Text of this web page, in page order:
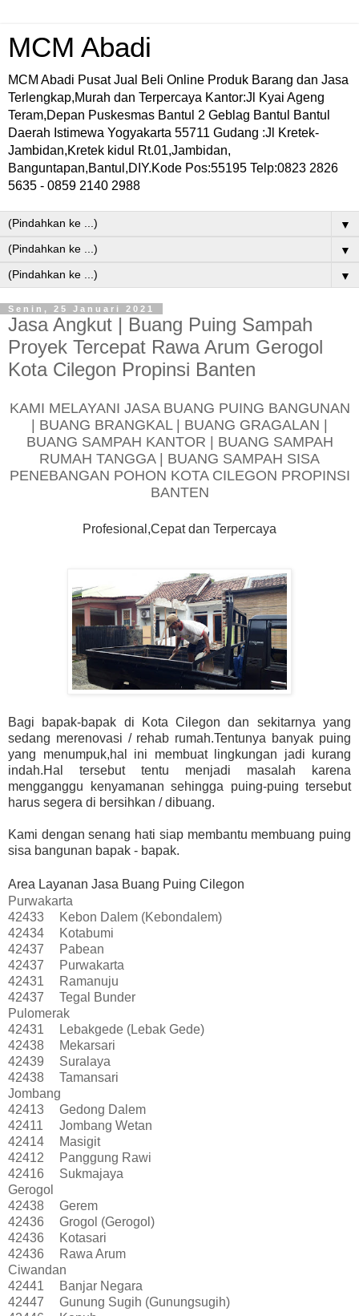
MCM Abadi
MCM Abadi Pusat Jual Beli Online Produk Barang dan Jasa
Terlengkap,Murah dan Terpercaya Kantor:Jl Kyai Ageng
Teram,Depan Puskesmas Bantul 2 Geblag Bantul Bantul
Daerah Istimewa Yogyakarta 55711 Gudang :Jl Kretek-
Jambidan,Kretek kidul Rt.01,Jambidan,
Banguntapan,Bantul,DIY.Kode Pos:55195 Telp:0823 2826
5635 - 0859 2140 2988
▼
▼
▼
Senin, 25 Januari 2021
Jasa Angkut | Buang Puing Sampah
Proyek Tercepat Rawa Arum Gerogol
Kota Cilegon Propinsi Banten
KAMI MELAYANI JASA BUANG PUING BANGUNAN
| BUANG BRANGKAL | BUANG GRAGALAN |
BUANG SAMPAH KANTOR | BUANG SAMPAH
RUMAH TANGGA | BUANG SAMPAH SISA
PENEBANGAN POHON KOTA CILEGON PROPINSI
BANTEN
Profesional,Cepat dan Terpercaya
Bagi bapak-bapak di Kota Cilegon dan sekitarnya yang
sedang merenovasi / rehab rumah.Tentunya banyak puing
yang menumpuk,hal ini membuat lingkungan jadi kurang
indah.Hal tersebut tentu menjadi masalah karena
mengganggu kenyamanan sehingga puing-puing tersebut
harus segera di bersihkan / dibuang.
Kami dengan senang hati siap membantu membuang puing
sisa bangunan bapak - bapak.
Area Layanan Jasa Buang Puing Cilegon
Purwakarta
42433
Kebon Dalem (Kebondalem)
42434
Kotabumi
42437
Pabean
42437
Purwakarta
42431
Ramanuju
42437
Tegal Bunder
Pulomerak
42431
Lebakgede (Lebak Gede)
42438
Mekarsari
42439
Suralaya
42438
Tamansari
Jombang
42413
Gedong Dalem
42411
Jombang Wetan
42414
Masigit
42412
Panggung Rawi
42416
Sukmajaya
Gerogol
42438
Gerem
42436
Grogol (Gerogol)
42436
Kotasari
42436
Rawa Arum
Ciwandan
42441
Banjar Negara
42447
Gunung Sugih (Gunungsugih)